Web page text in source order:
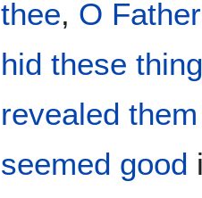
thee, O Father
hid these
revealed them
seemed good